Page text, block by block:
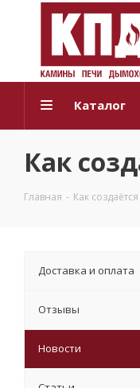
Каталог
Как
Главная - Как
Доставка и оплата
Отзывы
Новости